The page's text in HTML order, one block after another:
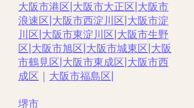
大阪市港区 大阪市大正区 大阪市
浪速区 大阪市西淀川区 大阪市淀
川区 大阪市東淀川区 大阪市生野
区 大阪市旭区 大阪市城東区 大阪
市鶴見区 大阪市東成区 大阪市西
成区 ｜ 大阪市福島区
堺市